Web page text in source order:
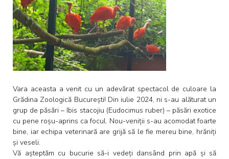
Vara aceasta a venit cu un adevărat spectacol de culoare la
Grădina Zoologică București! Din iulie 2024, ni s-au alăturat un
grup de păsări – Ibis stacojiu (Eudocimus ruber) – păsări exotice
cu pene roșu-aprins ca focul. Nou-veniții s-au acomodat foarte
bine, iar echipa veterinară are grijă să le fie mereu bine, hrăniți
și veseli.
Vă așteptăm cu bucurie să-i vedeți dansând prin apă și să